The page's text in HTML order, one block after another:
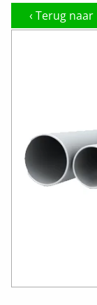
‹ Terug naar